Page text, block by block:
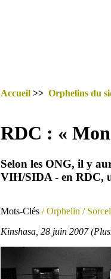
Accueil >> Orphelins du
RDC : «
Selon les ONG, il y
VIH/SIDA - en RDC,
Mots-Clés / Orphelin /
Kinshasa, 28 juin 2007